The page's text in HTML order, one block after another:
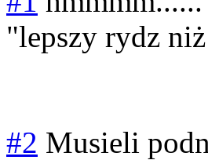
"lepszy rydz
#2 Musieli